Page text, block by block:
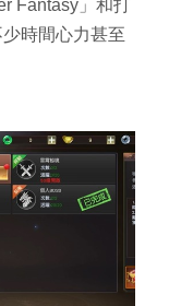
Fantasy」和打
時間心力甚至